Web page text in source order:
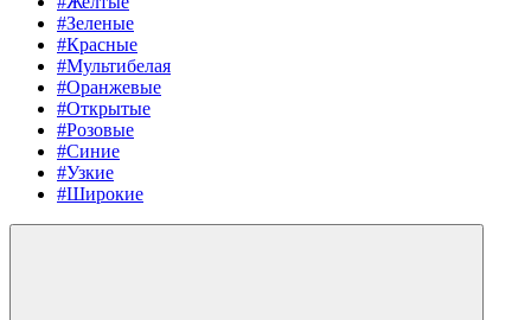
#Зеленые
#Красные
#Мультибелая
#Оранжевые
#Открытые
#Розовые
#Синие
#Узкие
#Широкие